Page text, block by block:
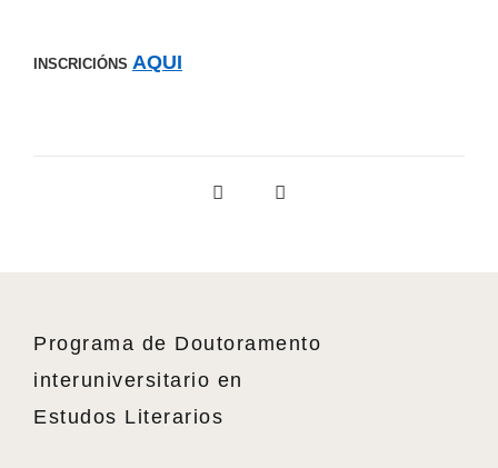
INSCRICIÓNS AQUI
Programa de Doutoramento
interuniversitario en
Estudos Literarios